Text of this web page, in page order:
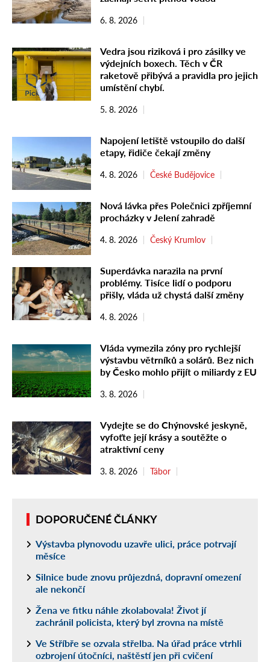
6. 8. 2026
Vedra jsou riziková i pro zásilky ve
výdejních boxech. Těch v ČR
raketově přibývá a pravidla pro jejich
umístění chybí.
5. 8. 2026
Napojení letiště vstoupilo do další
etapy, řidiče čekají změny
4. 8. 2026 České Budějovice
Nová lávka přes Polečnici zpříjemní
procházky v Jelení zahradě
4. 8. 2026 Český Krumlov
Superdávka narazila na první
problémy. Tisíce lidí o podporu
přišly, vláda už chystá další změny
4. 8. 2026
Vláda vymezila zóny pro rychlejší
výstavbu větrníků a solárů. Bez nich
by Česko mohlo přijít o miliardy z EU
3. 8. 2026
Vydejte se do Chýnovské jeskyně,
vyfoťte její krásy a soutěžte o
atraktivní ceny
3. 8. 2026 Tábor
DOPORUČENÉ ČLÁNKY
Výstavba plynovodu uzavře ulici, práce potrvají
měsíce
Silnice bude znovu průjezdná, dopravní omezení
ale nekončí
Žena ve fitku náhle zkolabovala! Život jí
zachránil policista, který byl zrovna na místě
Ve Stříbře se ozvala střelba. Na úřad práce vtrhli
ozbrojení útočníci, naštěstí jen při cvičení